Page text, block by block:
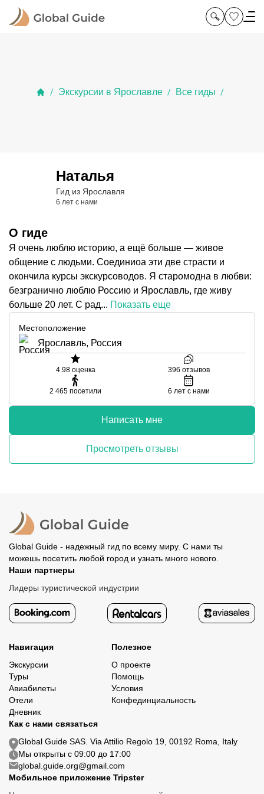
/ Экскурсии в Ярославле / Все гиды /
Наталья
Гид из Ярославля
6 лет с нами
О гиде
Я очень люблю историю, а ещё больше — живое
общение с людьми. Соединиоа эти две страсти и
окончила курсы экскурсоводов. Я старомодна в любви:
безгранично люблю Россию и Ярославль, где живу
больше 20 лет. С рад... Показать еще
Местоположение
Ярославль, Россия
4.98оценка 396 отзывов
2 465 посетили 6 лет с нами
Написать мне
Просмотреть отзывы
Global Guide - надежный гид по всему миру. С нами ты
можешь посетить любой город и узнать много нового.
Наши партнеры
Лидеры туристической индустрии
Навигация
Экскурсии
Туры
Авиабилеты
Отели
Дневник
Полезное
О проекте
Помощь
Условия
Конфединциальность
Как с нами связаться
Global Guide SAS. Via Attilio Regolo 19, 00192 Roma, Italy
Мы открыты с 09:00 до 17:00
global.guide.org@gmail.com
Мобильное приложение Tripster